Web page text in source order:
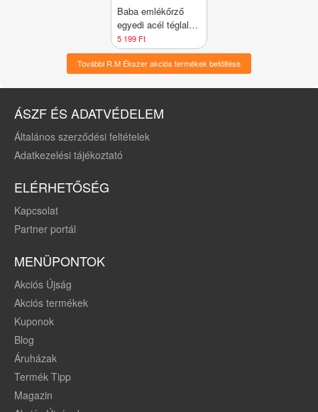
Baba emlékőrző
egyedi acél téglalap
medálos nyaklánc
Lány
5 199 Ft
További R.M Ékszer akciós termékek betöltése
ÁSZF ÉS ADATVÉDELEM
Általános szerződési feltételek
Adatkezelési tájékoztató
ELÉRHETŐSÉG
Kapcsolat
Partner portál
MENÜPONTOK
Akciós Újság
Akciós termékek
Kuponok
Blog
Áruházak
Termék Tipp
Magazin